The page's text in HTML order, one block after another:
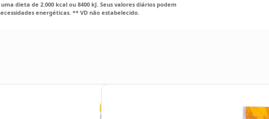
dieta de 2.000 kcal ou 8400 kJ. Seus valores diários podem
energéticas. ** VD não estabelecido.